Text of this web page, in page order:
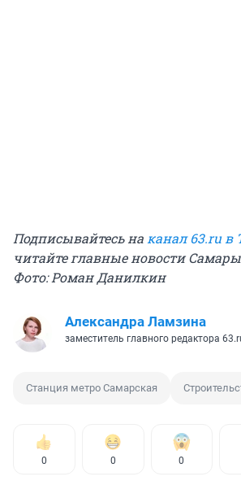
Подписывайтесь наканал 63.ru в
читайте главные новости
Фото: Роман Данилкин
Александра Ламзина
заместитель главного редактора
Станция метро Самарская
0 0 0